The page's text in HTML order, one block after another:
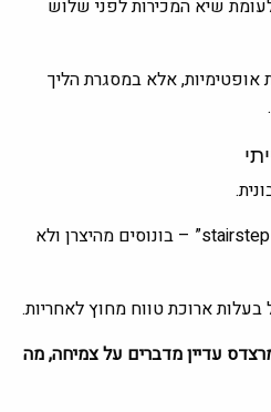
מצטברת של כ-37% לעומת שיא המכירות לפני שלוש
אלא במסגרת הליך
רווחים מבוססי “stairstep programs” – בונוסים מהיצרן ולא
ארוכת טווח מחוץ לאחריות.
עדיין מדברים על צמיחה, מה